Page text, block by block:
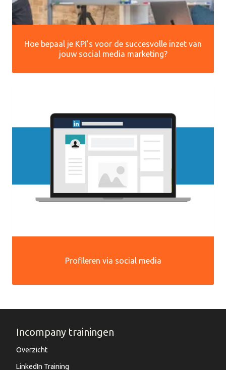
Hoe bepaal je KPI’s voor de succesvolle inzet van
jouw social media marketing?
Profileren via social media
Incompany trainingen
Overzicht
LinkedIn Training